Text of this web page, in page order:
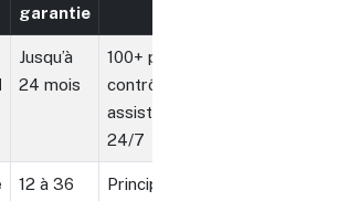
garantie
Jusqu’à
24 mois
100+ points
contrôlés,
assistance
24/7
12 à 36
Principaux